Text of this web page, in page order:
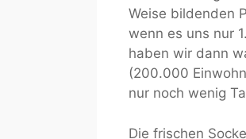
Weise bildenden
wenn es uns nur
haben wir dann
(200.000
nur noch wenig
Die frischen